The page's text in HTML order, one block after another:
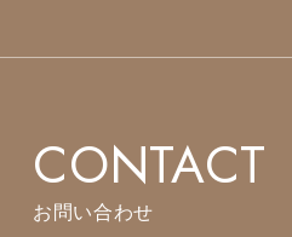
CONTACT
お問い合わせ